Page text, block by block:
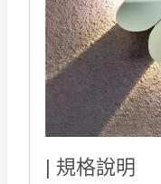
| 規格說明